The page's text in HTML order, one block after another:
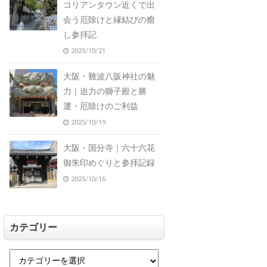
コリアンタウン近くで出
会う厄除けと縁結びの癒
し参拝記
2025/10/21
大阪・難波八阪神社の魅
力｜迫力の獅子殿と勝
運・厄除けのご利益
2025/10/19
大阪・国分寺｜六十六花
御朱印めぐりと参拝記録
2025/10/16
カテゴリー